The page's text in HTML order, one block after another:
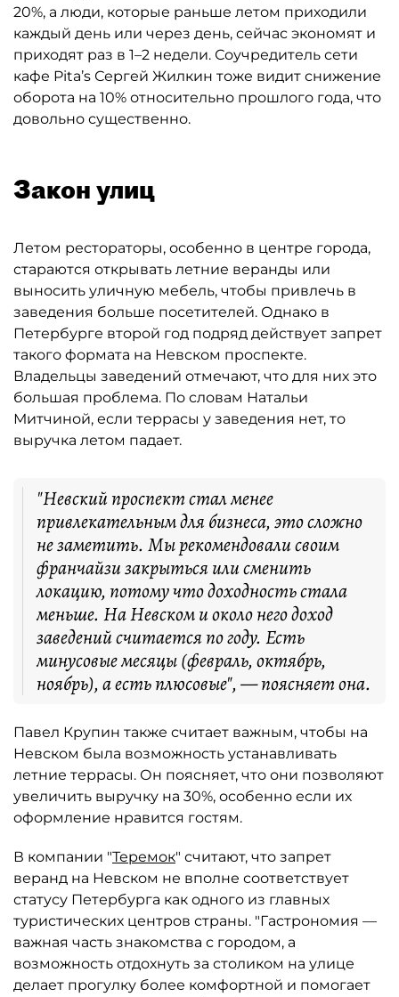
20%, а люди, которые раньше летом приходили
каждый день или через день, сейчас экономят и
приходят раз в 1–2 недели. Соучредитель сети
кафе Pita’s Сергей Жилкин тоже видит снижение
оборота на 10% относительно прошлого года, что
довольно существенно.
Закон улиц
Летом рестораторы, особенно в центре города,
стараются открывать летние веранды или
выносить уличную мебель, чтобы привлечь в
заведения больше посетителей. Однако в
Петербурге второй год подряд действует запрет
такого формата на Невском проспекте.
Владельцы заведений отмечают, что для них это
большая проблема. По словам Натальи
Митчиной, если террасы у заведения нет, то
выручка летом падает.
"Невский проспект стал менее
привлекательным для бизнеса, это сложно
не заметить. Мы рекомендовали своим
франчайзи закрыться или сменить
локацию, потому что доходность стала
меньше. На Невском и около него доход
заведений считается по году. Есть
минусовые месяцы (февраль, октябрь,
ноябрь), а есть плюсовые", — поясняет она.
Павел Крупин также считает важным, чтобы на
Невском была возможность устанавливать
летние террасы. Он поясняет, что они позволяют
увеличить выручку на 30%, особенно если их
оформление нравится гостям.
В компании "Теремок" считают, что запрет
веранд на Невском не вполне соответствует
статусу Петербурга как одного из главных
туристических центров страны. "Гастрономия —
важная часть знакомства с городом, а
возможность отдохнуть за столиком на улице
делает прогулку более комфортной и помогает